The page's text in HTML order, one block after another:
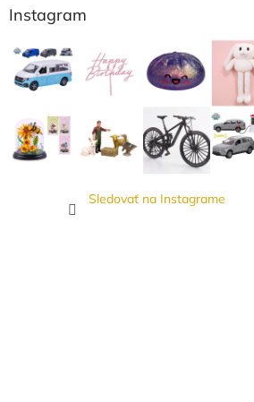
Instagram
Sledovať na Instagrame